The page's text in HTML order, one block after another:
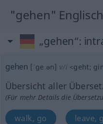
"gehen"
„gehen“:
gehen [ˈgeːən] v/i <geht;
Übersicht aller
(Für mehr Details die
walk, go leave,